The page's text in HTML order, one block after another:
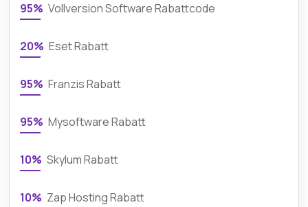
95% Vollversion Software Rabattcode
20% Eset Rabatt
95% Franzis Rabatt
95% Mysoftware Rabatt
10% Skylum Rabatt
10% Zap Hosting Rabatt